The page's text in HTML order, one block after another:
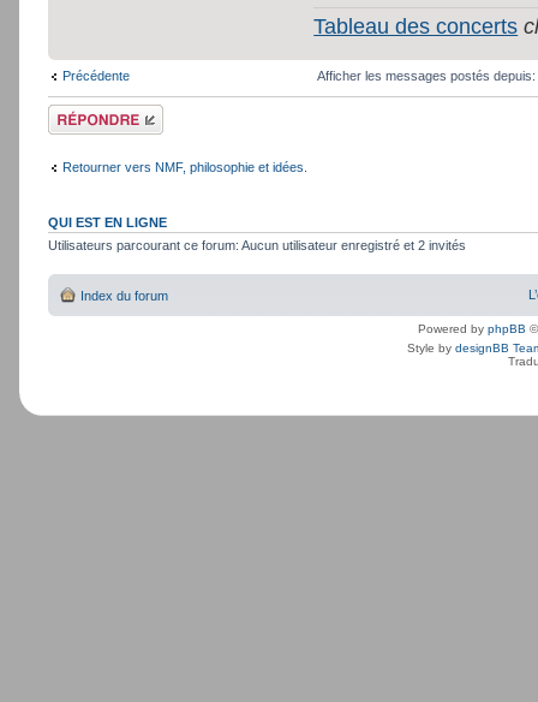
Tableau des concerts
Précédente Afficher les messages postés depuis:
Répondre
Retourner vers NMF, philosophie et idées.
QUI EST EN LIGNE
Utilisateurs parcourant ce forum: Aucun utilisateur enregistré et 2 invités
Index du forum
Powered by phpBB
Style by designBB